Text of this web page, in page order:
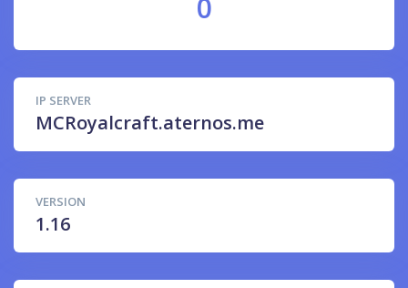
IP SERVER
MCRoyalcraft.aternos.me
VERSION
1.16